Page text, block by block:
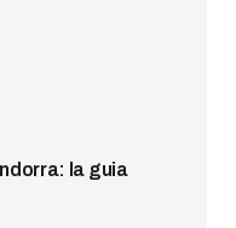
la guia